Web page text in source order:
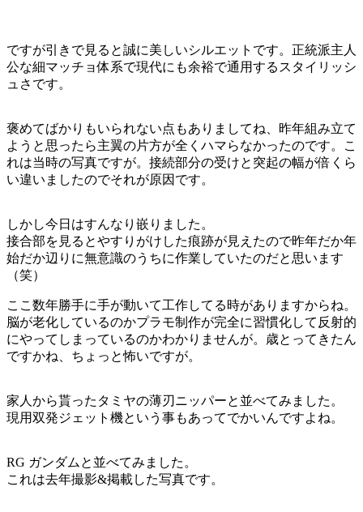
ですが引きで見ると誠に美しいシルエットです。正統派主人
公な細マッチョ体系で現代にも余裕で通用するスタイリッシ
ュさです。
褒めてばかりもいられない点もありましてね、昨年組み立て
ようと思ったら主翼の片方が全くハマらなかったのです。こ
れは当時の写真ですが。接続部分の受けと突起の幅が倍くら
い違いましたのでそれが原因です。
しかし今日はすんなり嵌りました。
接合部を見るとやすりがけした痕跡が見えたので昨年だか年
始だか辺りに無意識のうちに作業していたのだと思います
（笑）
ここ数年勝手に手が動いて工作してる時がありますからね。
脳が老化しているのかプラモ制作が完全に習慣化して反射的
にやってしまっているのかわかりませんが。歳とってきたん
ですかね、ちょっと怖いですが。
家人から貰ったタミヤの薄刃ニッパーと並べてみました。
現用双発ジェット機という事もあってでかいんですよね。
RG ガンダムと並べてみました。
これは去年撮影&掲載した写真です。